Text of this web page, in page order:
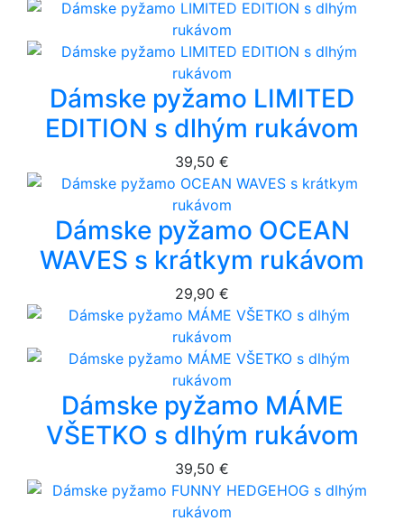
Dámske pyžamo LIMITED
EDITION s dlhým rukávom
39,50 €
Dámske pyžamo OCEAN
WAVES s krátkym rukávom
29,90 €
Dámske pyžamo MÁME
VŠETKO s dlhým rukávom
39,50 €